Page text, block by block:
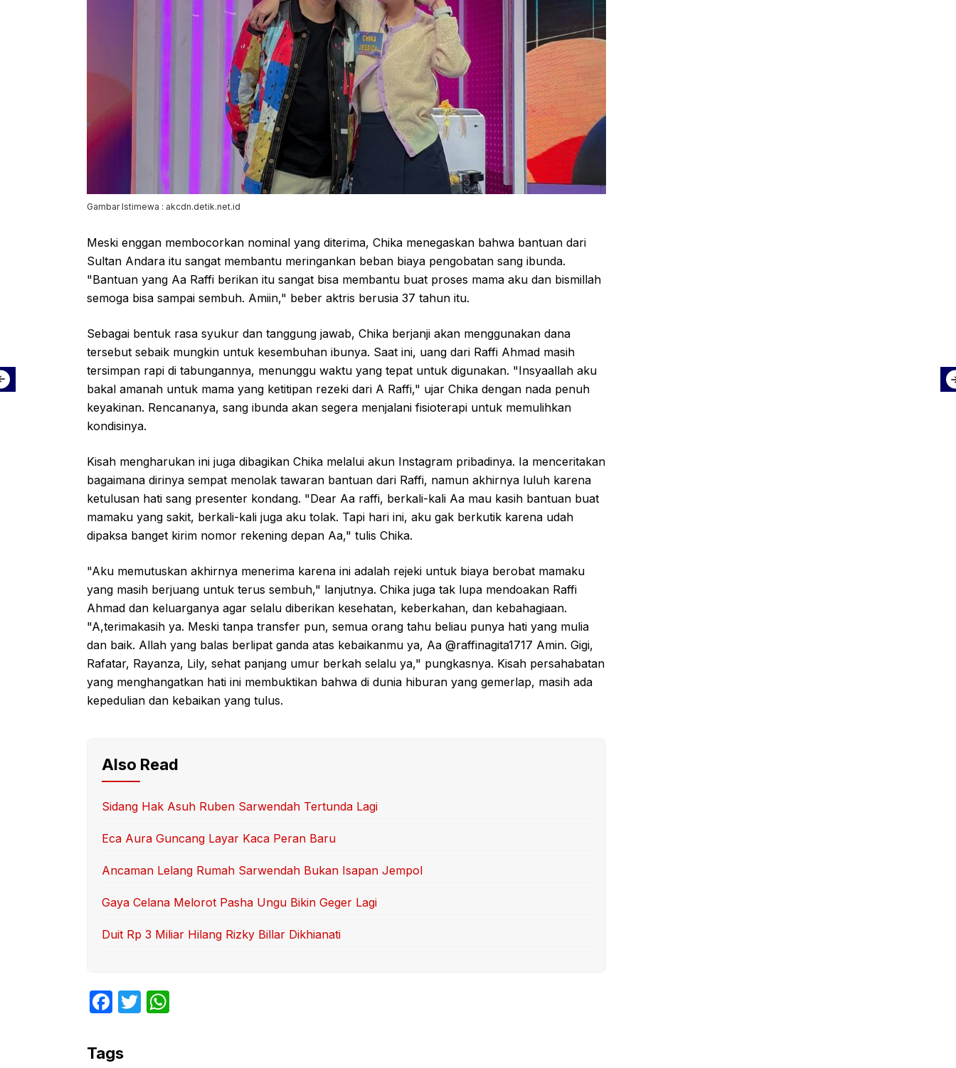
Gambar Istimewa : akcdn.detik.net.id
Meski enggan membocorkan nominal yang diterima, Chika menegaskan bahwa bantuan dari
Sultan Andara itu sangat membantu meringankan beban biaya pengobatan sang ibunda.
"Bantuan yang Aa Raffi berikan itu sangat bisa membantu buat proses mama aku dan bismillah
semoga bisa sampai sembuh. Amiin," beber aktris berusia 37 tahun itu.
Sebagai bentuk rasa syukur dan tanggung jawab, Chika berjanji akan menggunakan dana
tersebut sebaik mungkin untuk kesembuhan ibunya. Saat ini, uang dari Raffi Ahmad masih
tersimpan rapi di tabungannya, menunggu waktu yang tepat untuk digunakan. "Insyaallah aku
bakal amanah untuk mama yang ketitipan rezeki dari A Raffi," ujar Chika dengan nada penuh
keyakinan. Rencananya, sang ibunda akan segera menjalani fisioterapi untuk memulihkan
kondisinya.
Kisah mengharukan ini juga dibagikan Chika melalui akun Instagram pribadinya. Ia menceritakan
bagaimana dirinya sempat menolak tawaran bantuan dari Raffi, namun akhirnya luluh karena
ketulusan hati sang presenter kondang. "Dear Aa raffi, berkali-kali Aa mau kasih bantuan buat
mamaku yang sakit, berkali-kali juga aku tolak. Tapi hari ini, aku gak berkutik karena udah
dipaksa banget kirim nomor rekening depan Aa," tulis Chika.
"Aku memutuskan akhirnya menerima karena ini adalah rejeki untuk biaya berobat mamaku
yang masih berjuang untuk terus sembuh," lanjutnya. Chika juga tak lupa mendoakan Raffi
Ahmad dan keluarganya agar selalu diberikan kesehatan, keberkahan, dan kebahagiaan.
"A,terimakasih ya. Meski tanpa transfer pun, semua orang tahu beliau punya hati yang mulia
dan baik. Allah yang balas berlipat ganda atas kebaikanmu ya, Aa @raffinagita1717 Amin. Gigi,
Rafatar, Rayanza, Lily, sehat panjang umur berkah selalu ya," pungkasnya. Kisah persahabatan
yang menghangatkan hati ini membuktikan bahwa di dunia hiburan yang gemerlap, masih ada
kepedulian dan kebaikan yang tulus.
Also Read
Sidang Hak Asuh Ruben Sarwendah Tertunda Lagi
Eca Aura Guncang Layar Kaca Peran Baru
Ancaman Lelang Rumah Sarwendah Bukan Isapan Jempol
Gaya Celana Melorot Pasha Ungu Bikin Geger Lagi
Duit Rp 3 Miliar Hilang Rizky Billar Dikhianati
F
c
T
Tags